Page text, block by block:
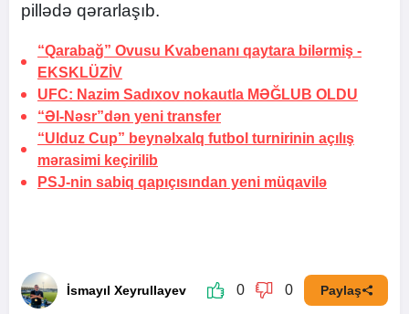
pillədə qərarlaşıb.
“Qarabağ” Ovusu Kvabenanı qaytara bilərmiş -
EKSKLÜZİV
UFC: Nazim Sadıxov nokautla MƏĞLUB OLDU
“Əl-Nəsr”dən yeni transfer
“Ulduz Cup” beynəlxalq futbol turnirinin açılış
mərasimi keçirilib
PSJ-nin sabiq qapıçısından yeni müqavilə
İsmayıl Xeyrullayev 0 0 Paylaş